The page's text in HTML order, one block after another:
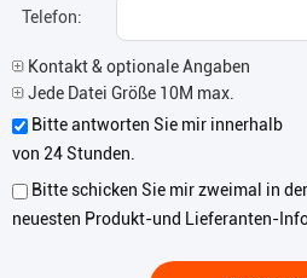
Telefon:
Kontakt & optionale Angaben
Jede Datei Größe 10M max.
Bitte antworten Sie mir innerhalb
von 24 Stunden.
Bitte schicken Sie mir zweimal in
neuesten Produkt-und Lieferanten-